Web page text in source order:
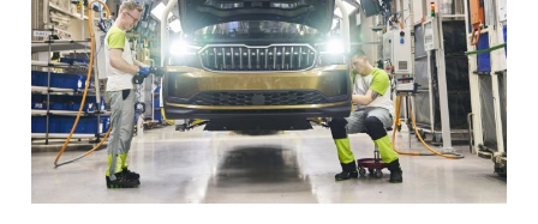
AI,
levnější
baterie
a
důraz
na
kybernetickou
bezpečnost